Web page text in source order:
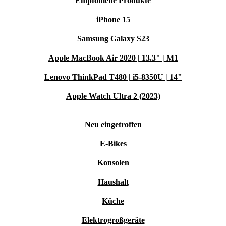
unkompliziert zurückgeben.
Apple entscheidest du dich für innovative Technik,
Sicherheit im Alltag und eine nachhaltigere Wahl. So
lädst du nicht nur dein MacBook, sondern gibst auch der
Zertifizierung nicht mehr garantiert werden und zum
Beispiel Wasserschäden sind daher von den
Garantiebedingungen ausgeschlossen.
iPhone 15
Samsung Galaxy S23
Apple MacBook Air 2020 | 13.3" | M1
Lenovo ThinkPad T480 | i5-8350U | 14"
Apple Watch Ultra 2 (2023)
Neu eingetroffen
E-Bikes
Konsolen
Haushalt
Küche
Elektrogroßgeräte